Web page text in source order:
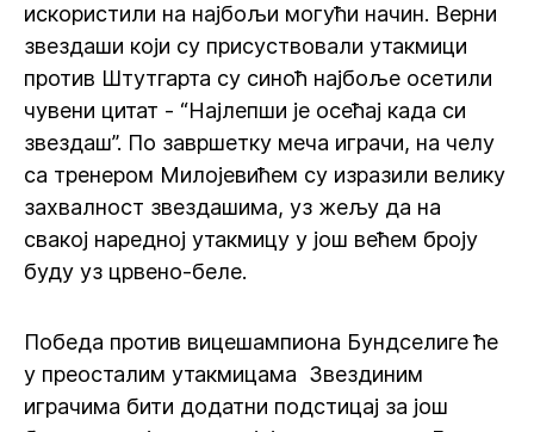
искористили на најбољи могући начин. Верни
звездаши који су присуствовали утакмици
против Штутгарта су синоћ најбоље осетили
чувени цитат - “Најлепши је осећај када си
звездаш”. По завршетку меча играчи, на челу
са тренером Милојевићем су изразили велику
захвалност звездашима, уз жељу да на
свакој наредној утакмицу у још већем броју
буду уз црвено-беле.
Победа против вицешампиона Бундселиге ће
у преосталим утакмицама Звездиним
играчима бити додатни подстицај за још